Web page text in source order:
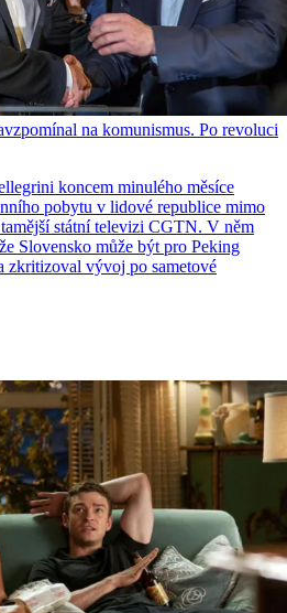
na komunismus. Po revoluci
koncem minulého měsíce
pobytu v lidové republice mimo
státní televizi CGTN. V něm
Slovensko může být pro Peking
zkritizoval vývoj po sametové